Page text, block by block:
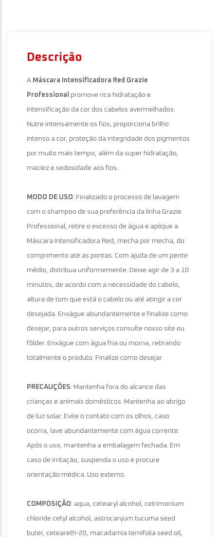
Descrição
A Máscara Intensificadora Red Grazie
Professional promove rica hidratação e
intensificação da cor dos cabelos avermelhados.
Nutre intensamente os fios, proporciona brilho
intenso a cor, proteção da integridade dos pigmentos
por muito mais tempo, além da super hidratação,
maciez e sedosidade aos fios.
MODO DE USO: Finalizado o processo de lavagem
com o shampoo de sua preferência da linha Grazie
Professional, retire o excesso de água e aplique a
Máscara Intensificadora Red, mecha por mecha, do
comprimento até as pontas. Com ajuda de um pente
médio, distribua uniformemente. Deixe agir de 3 a 10
minutos, de acordo com a necessidade do cabelo,
altura de tom que está o cabelo ou até atingir a cor
desejada. Enxágue abundantemente e finalize como
desejar, para outros serviços consulte nosso site ou
fôlder. Enxágue com água fria ou morna, retirando
totalmente o produto. Finalize como desejar.
PRECAUÇÕES: Mantenha fora do alcance das
crianças e animais domésticos. Mantenha ao abrigo
de luz solar. Evite o contato com os olhos, caso
ocorra, lave abundantemente com água corrente.
Após o uso, mantenha a embalagem fechada. Em
caso de irritação, suspenda o uso e procure
orientação médica. Uso externo.
COMPOSIÇÃO: aqua, cetearyl alcohol, cetrimonium
chloride cetyl alcohol, astrocaryum tucuma seed
buter, ceteareth-20, macadamia ternifolia seed oil,